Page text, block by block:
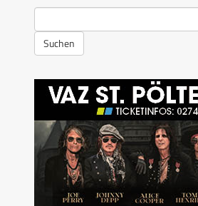
Suchen